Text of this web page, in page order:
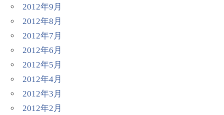
2012年9月
2012年8月
2012年7月
2012年6月
2012年5月
2012年4月
2012年3月
2012年2月